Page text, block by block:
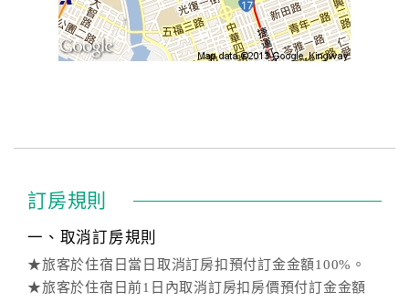
訂房規則
一、取消訂房規則
★旅客於住宿日當日取消訂房扣預付訂金金額100%。
★旅客於住宿日前1日內取消訂房扣房價預付訂金金額